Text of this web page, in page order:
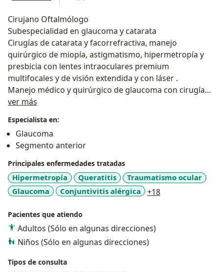
Cirujano Oftalmólogo
Subespecialidad en glaucoma y catarata
Cirugías de catarata y facorrefractiva, manejo
quirúrgico de miopía, astigmatismo, hipermetropía y
presbicia con lentes intraoculares premium
multifocales y de visión extendida y con láser .
Manejo médico y quirúrgico de glaucoma con cirugía
láser e incisional. Implantes de válvulas, MIGS
transescleral micropulsado.
ver más
Especialista en:
Glaucoma
Segmento anterior
Principales enfermedades tratadas
Hipermetropía Queratitis
Traumatismo ocular
Glaucoma
Conjuntivitis alérgica +18
Pacientes que atiendo
Adultos (Sólo en algunas direcciones)
Niños (Sólo en algunas direcciones)
Tipos de consulta